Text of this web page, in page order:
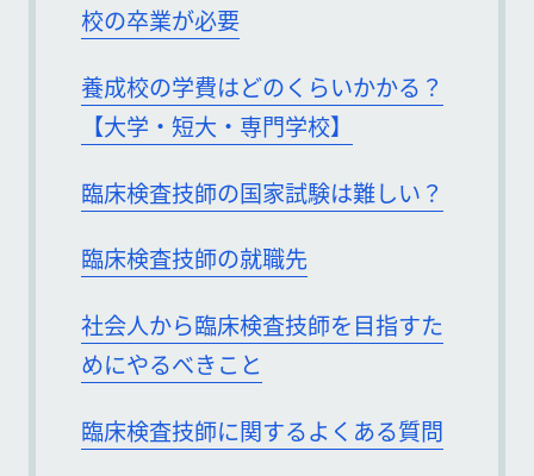
校の卒業が必要
養成校の学費はどのくらいかかる？
【大学・短大・専門学校】
臨床検査技師の国家試験は難しい？
臨床検査技師の就職先
社会人から臨床検査技師を目指すた
めにやるべきこと
臨床検査技師に関するよくある質問